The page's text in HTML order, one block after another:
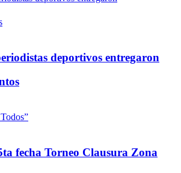
deportivos entregaron
fecha Torneo Clausura Zona